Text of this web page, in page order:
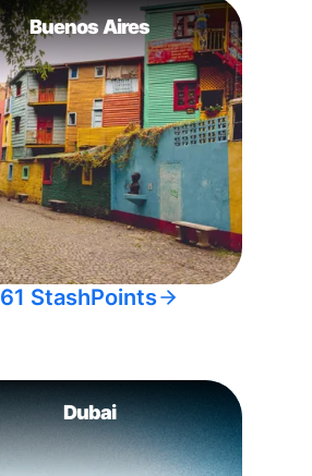
Buenos Aires
61 StashPoints
Dubai